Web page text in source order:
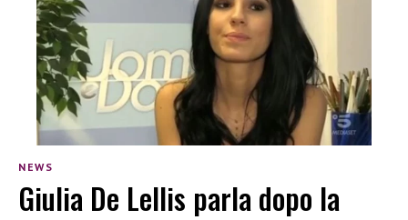
NEWS
Giulia De Lellis parla dopo la